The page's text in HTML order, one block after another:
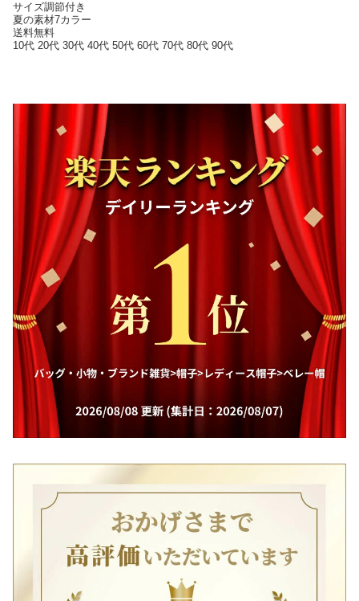
サイズ調節付き
夏の素材7カラー
送料無料
10代 20代 30代 40代 50代 60代 70代 80代 90代